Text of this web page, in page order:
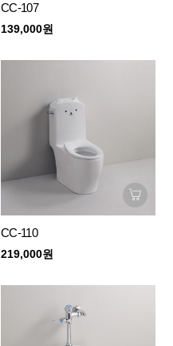
CC-107
139,000원
CC-110
219,000원